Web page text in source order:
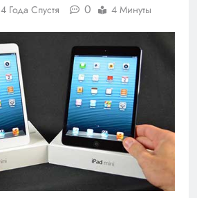
4 Года Спустя 0 4 Минуты